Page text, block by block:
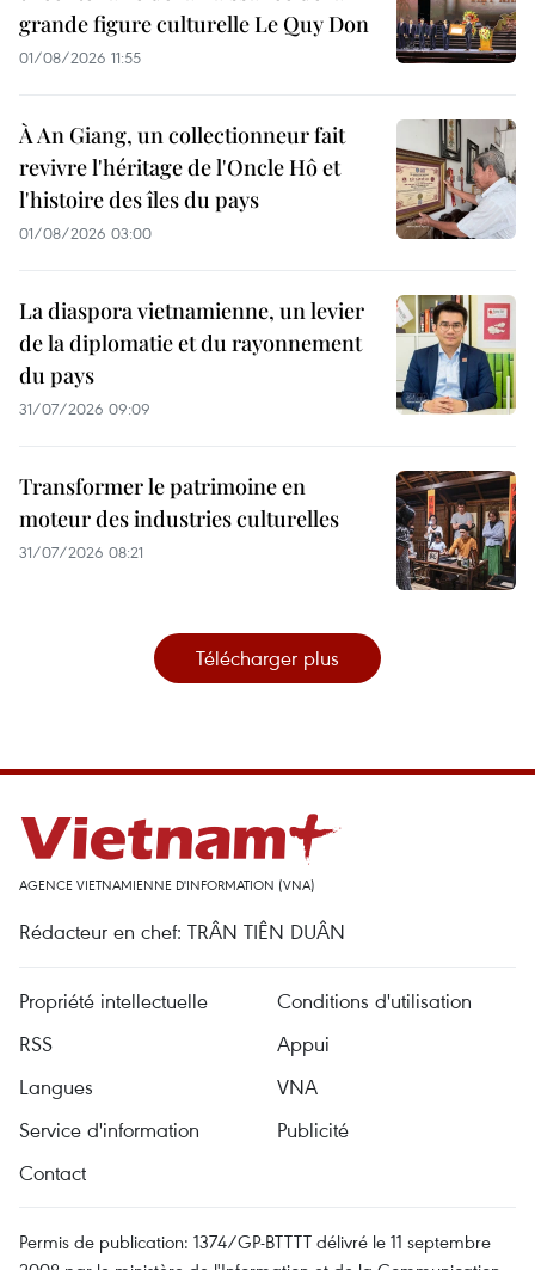
grande figure culturelle Le Quy Don
01/08/2026 11:55
À An Giang, un collectionneur fait
revivre l'héritage de l'Oncle Hô et
l'histoire des îles du pays
01/08/2026 03:00
La diaspora vietnamienne, un levier
de la diplomatie et du rayonnement
du pays
31/07/2026 09:09
Transformer le patrimoine en
moteur des industries culturelles
31/07/2026 08:21
Télécharger plus
AGENCE VIETNAMIENNE D'INFORMATION (VNA)
Rédacteur en chef: TRÂN TIÊN DUÂN
Propriété intellectuelle
Conditions d'utilisation
RSS
Appui
Langues
VNA
Service d'information
Publicité
Contact
Permis de publication: 1374/GP-BTTTT délivré le 11 septembre